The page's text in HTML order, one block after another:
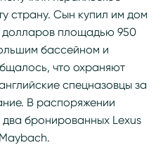
страну. Сын купил им дом
долларов площадью 950
бассейном и
что охраняют
спецназовцы за
В распоряжении
два бронированных Lexus